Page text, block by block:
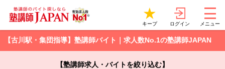
キープ ログイン メニュー
【古川駅・集団指導】塾講師バイト｜求人数No.1の塾講師JAPAN
【塾講師求人・バイトを絞り込む】